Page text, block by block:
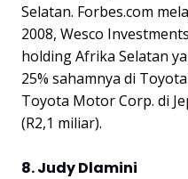
Selatan. Forbes.com
2008, Wesco
holding Afrika Selatan
25% sahamnya di
Toyota Motor Corp. di
(R2,1 miliar).
8. Judy Dlamini